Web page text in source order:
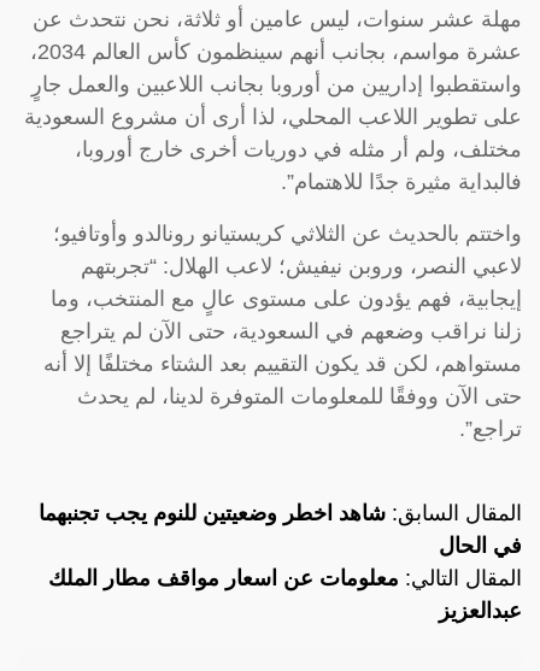
مهلة عشر سنوات، ليس عامين أو ثلاثة، نحن نتحدث عن
عشرة مواسم، بجانب أنهم سينظمون كأس العالم 2034،
واستقطبوا إداريين من أوروبا بجانب اللاعبين والعمل جارٍ
على تطوير اللاعب المحلي، لذا أرى أن مشروع السعودية
مختلف، ولم أر مثله في دوريات أخرى خارج أوروبا،
فالبداية مثيرة جدًا للاهتمام”.
واختتم بالحديث عن الثلاثي كريستيانو رونالدو وأوتافيو؛
لاعبي النصر، وروبن نيفيش؛ لاعب الهلال: “تجربتهم
إيجابية، فهم يؤدون على مستوى عالٍ مع المنتخب، وما
زلنا نراقب وضعهم في السعودية، حتى الآن لم يتراجع
مستواهم، لكن قد يكون التقييم بعد الشتاء مختلفًا إلا أنه
حتى الآن ووفقًا للمعلومات المتوفرة لدينا، لم يحدث
تراجع”.
المقال السابق: شاهد اخطر وضعيتين للنوم يجب تجنبهما
في الحال
المقال التالي: معلومات عن اسعار مواقف مطار الملك
عبدالعزيز